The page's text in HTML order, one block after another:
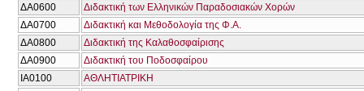
ΔΑ0600
Διδακτική των Ελληνικών Παραδοσιακών Χορών
ΔΑ0700
Διδακτική και Μεθοδολογία της Φ.Α.
ΔΑ0800
Διδακτική της Καλαθοσφαίρισης
ΔΑ0900
Διδακτική του Ποδοσφαίρου
ΙΑ0100
ΑΘΛΗΤΙΑΤΡΙΚΗ